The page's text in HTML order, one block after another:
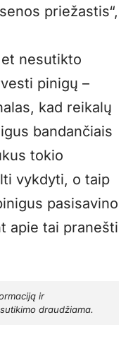
priežastis“,
nesutikto
pinigų –
kad reikalų
bandančiais
tokio
vykdyti, o taip
pasisavino
apie tai pranešti
ir
draudžiama.